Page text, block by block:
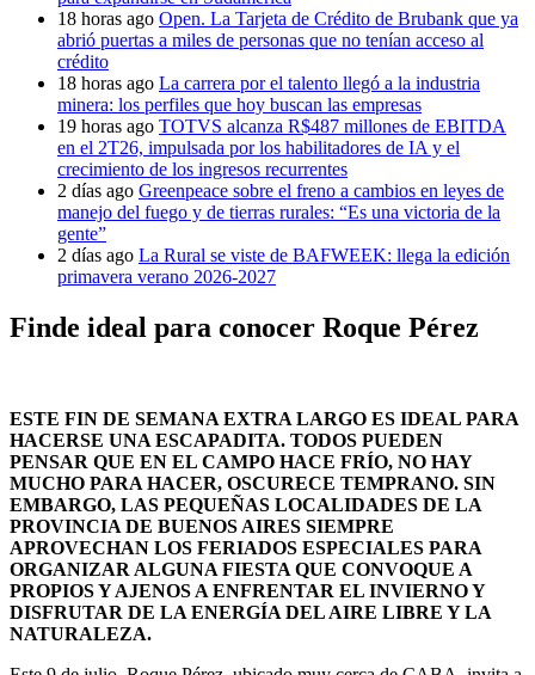
18 horas ago Open. La Tarjeta de Crédito de Brubank que ya
abrió puertas a miles de personas que no tenían acceso al
crédito
18 horas ago La carrera por el talento llegó a la industria
minera: los perfiles que hoy buscan las empresas
19 horas ago TOTVS alcanza R$487 millones de EBITDA
en el 2T26, impulsada por los habilitadores de IA y el
crecimiento de los ingresos recurrentes
2 días ago Greenpeace sobre el freno a cambios en leyes de
manejo del fuego y de tierras rurales: “Es una victoria de la
gente”
2 días ago La Rural se viste de BAFWEEK: llega la edición
primavera verano 2026-2027
Finde ideal para conocer Roque Pérez
ESTE FIN DE SEMANA EXTRA LARGO ES IDEAL PARA
HACERSE UNA ESCAPADITA. TODOS PUEDEN
PENSAR QUE EN EL CAMPO HACE FRÍO, NO HAY
MUCHO PARA HACER, OSCURECE TEMPRANO. SIN
EMBARGO, LAS PEQUEÑAS LOCALIDADES DE LA
PROVINCIA DE BUENOS AIRES SIEMPRE
APROVECHAN LOS FERIADOS ESPECIALES PARA
ORGANIZAR ALGUNA FIESTA QUE CONVOQUE A
PROPIOS Y AJENOS A ENFRENTAR EL INVIERNO Y
DISFRUTAR DE LA ENERGÍA DEL AIRE LIBRE Y LA
NATURALEZA.